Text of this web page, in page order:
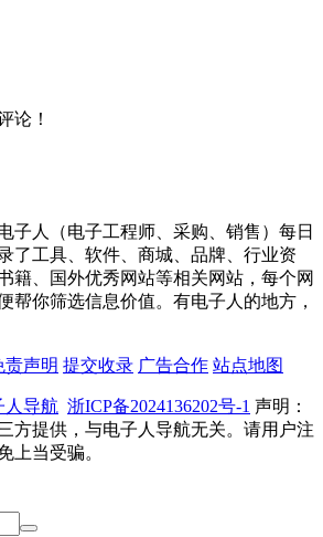
论！
子人（电子工程师、采购、销售）每日
了工具、软件、商城、品牌、行业资
籍、国外优秀网站等相关网站，每个网
帮你筛选信息价值。有电子人的地方，
责声明 提交收录 广告合作 站点地图
人导航 浙ICP备2024136202号-1 声明：
方提供，与电子人导航无关。请用户注
上当受骗。